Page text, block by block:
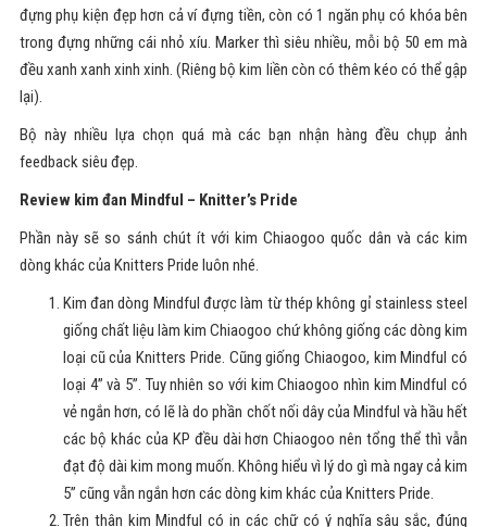
đựng phụ kiện đẹp hơn cả ví đựng tiền, còn có 1 ngăn phụ có khóa bên
trong đựng những cái nhỏ xíu. Marker thì siêu nhiều, mỗi bộ 50 em mà
đều xanh xanh xinh xinh. (Riêng bộ kim liền còn có thêm kéo có thể gập
lại).
Bộ này nhiều lựa chọn quá mà các bạn nhận hàng đều chụp ảnh
feedback siêu đẹp.
Review kim đan Mindful – Knitter’s Pride
Phần này sẽ so sánh chút ít với kim Chiaogoo quốc dân và các kim
dòng khác của Knitters Pride luôn nhé.
Kim đan dòng Mindful được làm từ thép không gỉ stainless steel
giống chất liệu làm kim Chiaogoo chứ không giống các dòng kim
loại cũ của Knitters Pride. Cũng giống Chiaogoo, kim Mindful có
loại 4” và 5”. Tuy nhiên so với kim Chiaogoo nhìn kim Mindful có
vẻ ngắn hơn, có lẽ là do phần chốt nối dây của Mindful và hầu hết
các bộ khác của KP đều dài hơn Chiaogoo nên tổng thể thì vẫn
đạt độ dài kim mong muốn. Không hiểu vì lý do gì mà ngay cả kim
5” cũng vẫn ngắn hơn các dòng kim khác của Knitters Pride.
Trên thân kim Mindful có in các chữ có ý nghĩa sâu sắc, đúng